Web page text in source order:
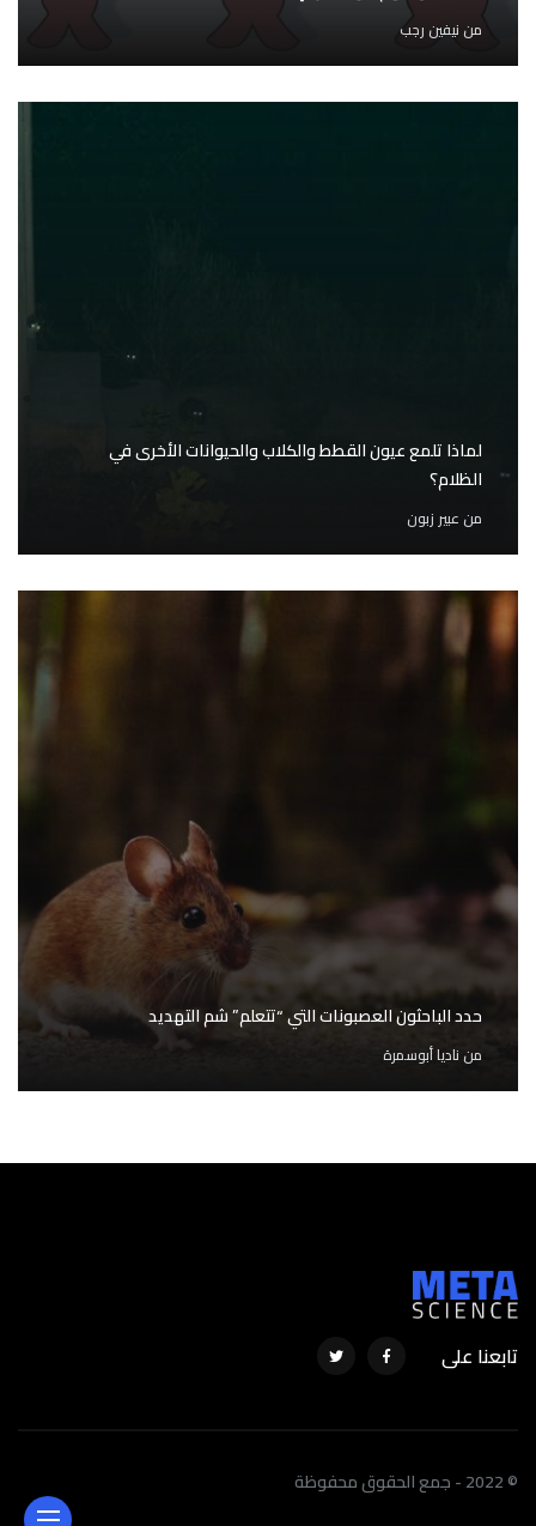
من نيفين رجب
لماذا تلمع عيون القطط والكلاب والحيوانات الأخرى في
الظلام؟
من عبير زبون
حدد الباحثون العصبونات التي “تتعلم” شم التهديد
منناديا أبوسمرة
تابعنا على
© 2022 - جمع الحقوق محفوظة